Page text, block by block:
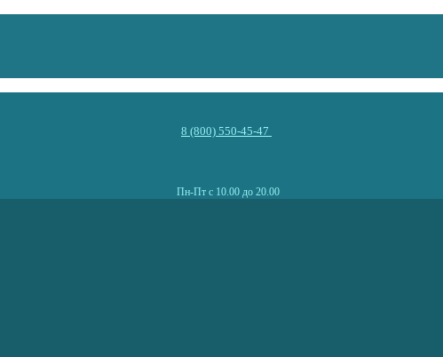
8 (800) 550-45-47
Пн-Пт с 10.00 до 20.00